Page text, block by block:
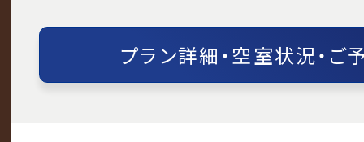
プラン詳細・空室状況・ご